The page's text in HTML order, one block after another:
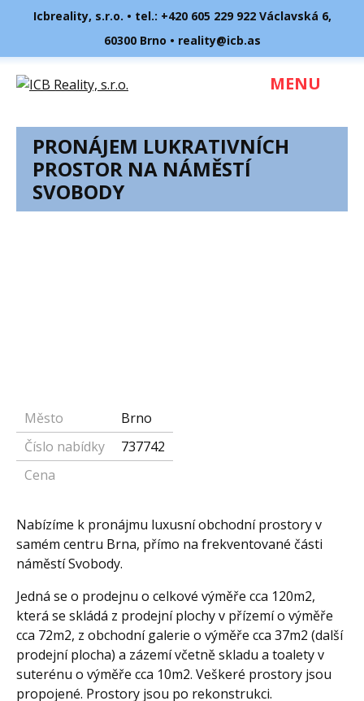
Icbreality, s.r.o. • tel.: +420 605 229 922 Václavská 6,
60300 Brno • reality@icb.as
MENU
PRONÁJEM LUKRATIVNÍCH
PROSTOR NA NÁMĚSTÍ
SVOBODY
Město
Brno
Číslo nabídky
737742
Cena
Nabízíme k pronájmu luxusní obchodní prostory v
samém centru Brna, přímo na frekventované části
náměstí Svobody.
Jedná se o prodejnu o celkové výměře cca 120m2,
která se skládá z prodejní plochy v přízemí o výměře
cca 72m2, z obchodní galerie o výměře cca 37m2 (další
prodejní plocha) a zázemí včetně skladu a toalety v
suterénu o výměře cca 10m2. Veškeré prostory jsou
propojené. Prostory jsou po rekonstrukci.